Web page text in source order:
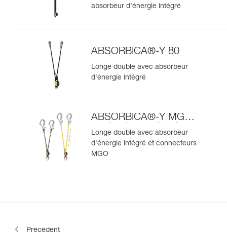
absorbeur d'énergie intégré
ABSORBICA®-Y 80
Longe double avec absorbeur
d'énergie intégré
ABSORBICA®-Y MGO
version internationale
Longe double avec absorbeur
d'énergie intégré et connecteurs
MGO
Précédent